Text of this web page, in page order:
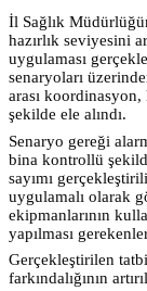
İl Sağlık
hazırlık seviyesini
uygulaması
senaryoları
arası koordinasyon,
şekilde ele alındı.
Senaryo gereği
bina kontrollü
sayımı
uygulamalı olarak
ekipmanlarının
yapılması
Gerçekleştirilen
farkındalığının